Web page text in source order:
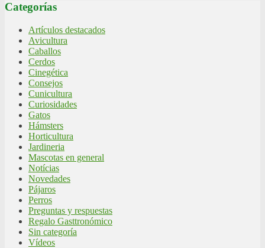
Categorías
Artículos destacados
Avicultura
Caballos
Cerdos
Cinegética
Consejos
Cunicultura
Curiosidades
Gatos
Hámsters
Horticultura
Jardineria
Mascotas en general
Notícias
Novedades
Pájaros
Perros
Preguntas y respuestas
Regalo Gasttronómico
Sin categoría
Vídeos